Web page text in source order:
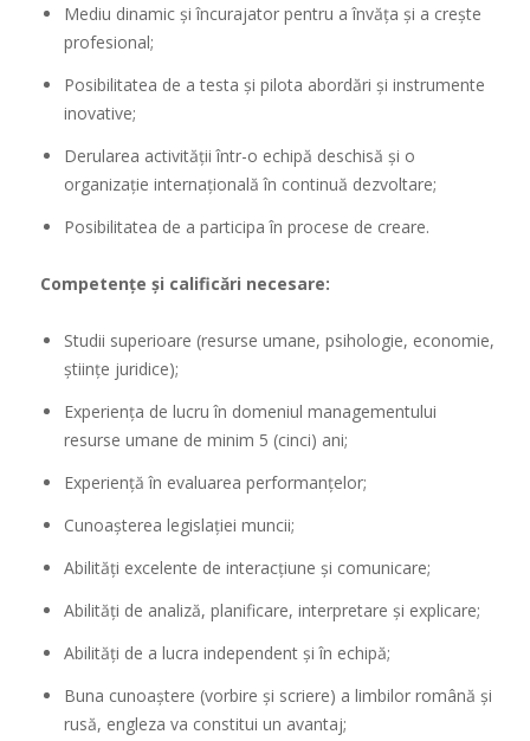
Mediu dinamic și încurajator pentru a învăța și a crește
profesional;
Posibilitatea de a testa și pilota abordări și instrumente
inovative;
Derularea activității într-o echipă deschisă și o
organizație internațională în continuă dezvoltare;
Posibilitatea de a participa în procese de creare.
Competențe și calificări necesare:
Studii superioare (resurse umane, psihologie, economie,
științe juridice);
Experiența de lucru în domeniul managementului
resurse umane de minim 5 (cinci) ani;
Experiență în evaluarea performanțelor;
Cunoașterea legislației muncii;
Abilități excelente de interacțiune și comunicare;
Abilități de analiză, planificare, interpretare și explicare;
Abilități de a lucra independent și în echipă;
Buna cunoaștere (vorbire și scriere) a limbilor română și
rusă, engleza va constitui un avantaj;